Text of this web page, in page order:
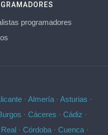
programadores
· Almería· Asturias ·
· Cáceres · Cádiz ·
· Córdoba · Cuenca ·